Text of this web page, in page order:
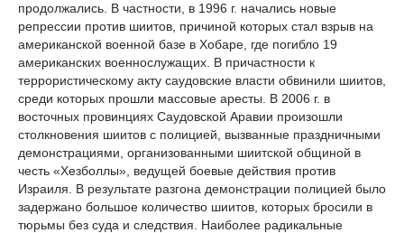
продолжались. В частности, в 1996 г. начались новые
репрессии против шиитов, причиной которых стал взрыв на
американской военной базе в Хобаре, где погибло 19
американских военнослужащих. В причастности к
террористическому акту саудовские власти обвинили шиитов,
среди которых прошли массовые аресты. В 2006 г. в
восточных провинциях Саудовской Аравии произошли
столкновения шиитов с полицией, вызванные праздничными
демонстрациями, организованными шиитской общиной в
честь «Хезболлы», ведущей боевые действия против
Израиля. В результате разгона демонстрации полицией было
задержано большое количество шиитов, которых бросили в
тюрьмы без суда и следствия. Наиболее радикальные